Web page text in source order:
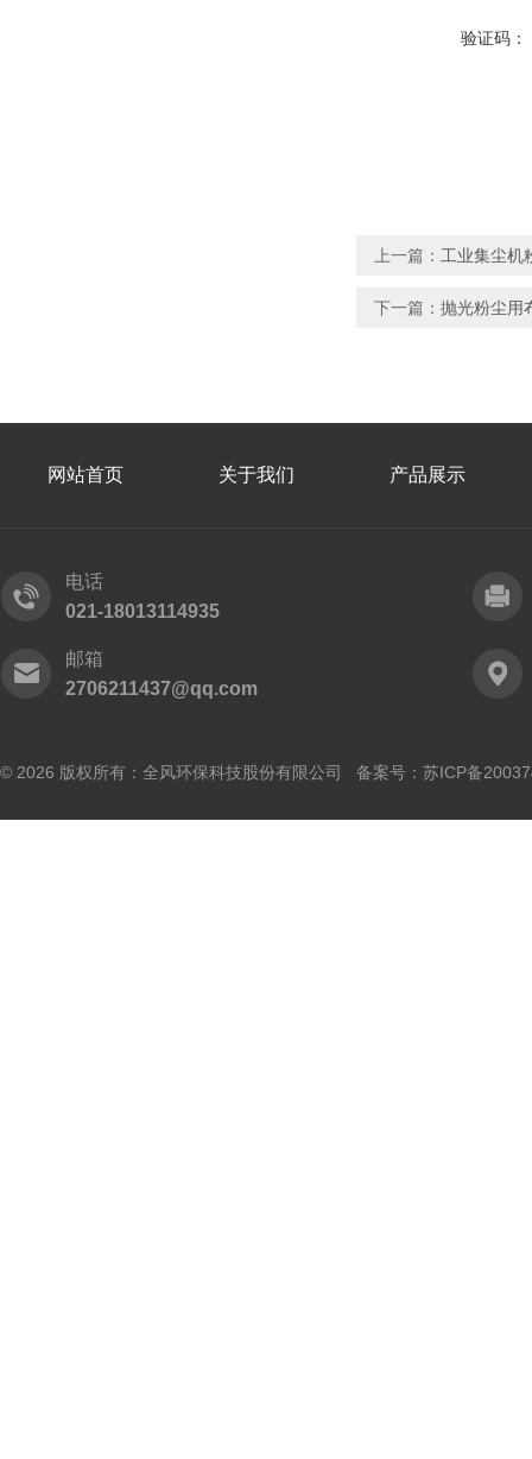
验证码：
上一篇： 工业集尘机
下一篇： 抛光粉尘用
网站首页 关于我们 产品展示
电话
021-18013114935
邮箱
2706211437@qq.com
© 2026 版权所有：全风环保科技股份有限公司 备案号： 苏ICP备